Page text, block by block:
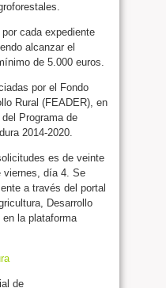
cada expediente
alcanzar el
de 5.000 euros.
por el Fondo
Rural (FEADER), en
Programa de
2014-2020.
es de veinte
viernes, día 4. Se
a través del portal
Desarrollo
en la plataforma
de